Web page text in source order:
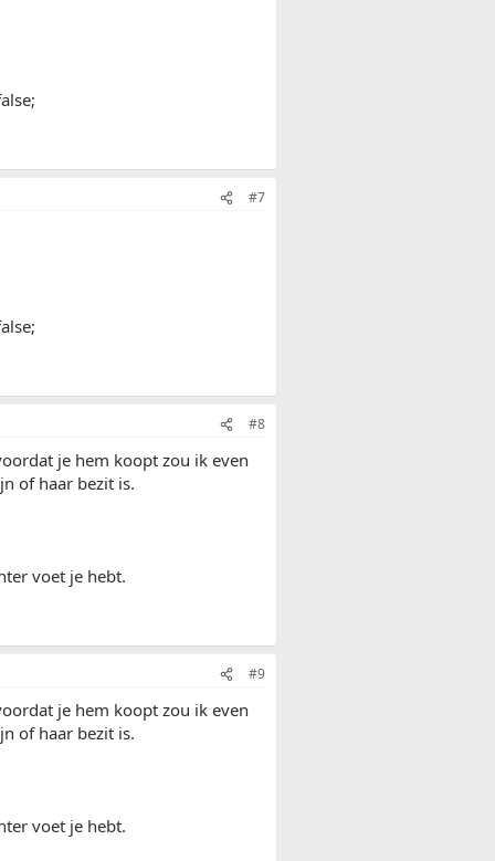
#7
#8
je hem koopt zou ik even
of haar bezit is.
voet je hebt.
#9
je hem koopt zou ik even
of haar bezit is.
voet je hebt.